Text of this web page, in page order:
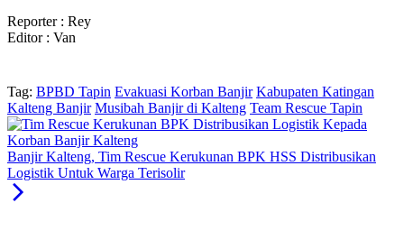
Reporter : Rey
Editor : Van
Tag: BPBD Tapin Evakuasi Korban Banjir Kabupaten Katingan
Kalteng Banjir Musibah Banjir di Kalteng Team Rescue Tapin
Banjir Kalteng, Tim Rescue Kerukunan BPK HSS Distribusikan
Logistik Untuk Warga Terisolir